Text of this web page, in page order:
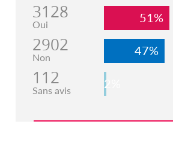
3128
Oui 51%
2902
Non 47%
112
Sans avis 2%